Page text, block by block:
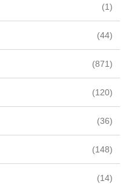
(1)
(44)
(871)
(120)
(36)
(148)
(14)